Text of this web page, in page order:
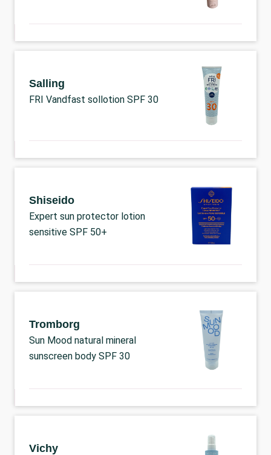
Salling
FRI Vandfast sollotion SPF 30
Shiseido
Expert sun protector lotion
sensitive SPF 50+
Tromborg
Sun Mood natural mineral
sunscreen body SPF 30
Vichy